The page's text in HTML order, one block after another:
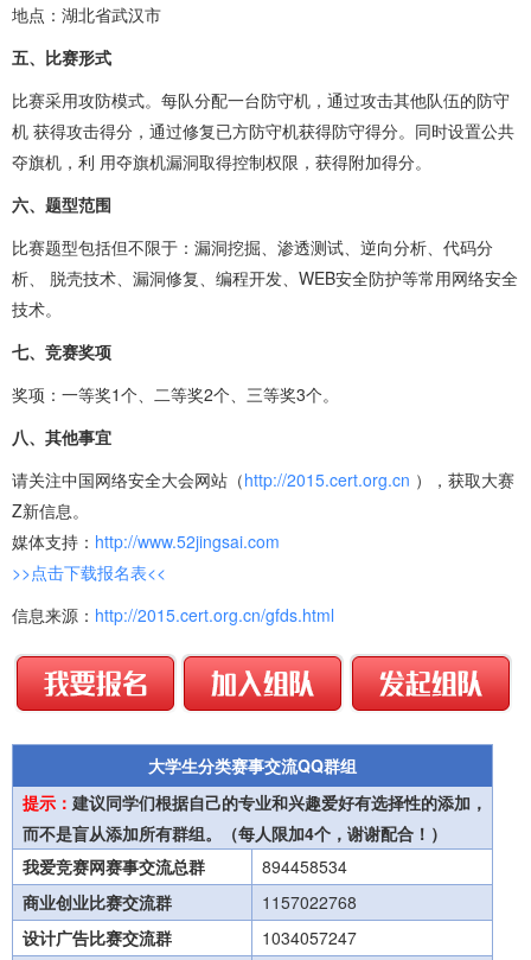
地点：湖北省武汉市
五、比赛形式
比赛采用攻防模式。每队分配一台防守机，通过攻击其他队伍的防守
机 获得攻击得分，通过修复已方防守机获得防守得分。同时设置公共
夺旗机，利 用夺旗机漏洞取得控制权限，获得附加得分。
六、题型范围
比赛题型包括但不限于：漏洞挖掘、渗透测试、逆向分析、代码分
析、 脱壳技术、漏洞修复、编程开发、WEB安全防护等常用网络安全
技术。
七、竞赛奖项
奖项：一等奖1个、二等奖2个、三等奖3个。
八、其他事宜
请关注中国网络安全大会网站（http://2015.cert.org.cn ），获取大赛
Z新信息。
媒体支持： http://www.52jingsai.com
>>点击下载报名表<<
信息来源： http://2015.cert.org.cn/gfds.html
大学生分类赛事交流QQ群组
提示： 建议同学们根据自己的专业和兴趣爱好有选择性的添加，
而不是盲从添加所有群组。（每人限加4个，谢谢配合！）
我爱竞赛网赛事交流总群
894458534
商业创业比赛交流群
1157022768
设计广告比赛交流群
1034057247